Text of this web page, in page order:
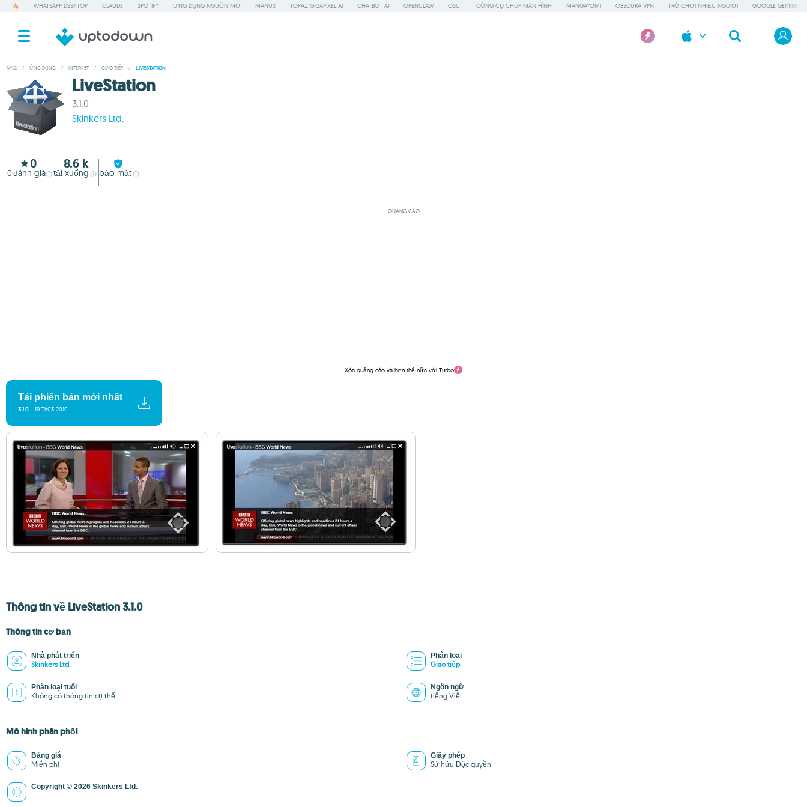
WHATSAPP DESKTOP CLAUDE SPOTIFY ỨNG DỤNG NGUỒN MỞ MANUS TOPAZ GIGAPIXEL AI CHATBOT AI OPENCLAW OSU! CÔNG CỤ CHỤP MÀN HÌNH MANGAYOMI OBSCURA VPN TRÒ CHƠI NHIỀU NGƯỜI GOOGLE GEMINI
MAC / ỨNG DỤNG / INTERNET / GIAO TIẾP / LIVESTATION
LiveStation
3.1.0
Skinkers Ltd.
0
0đánh giá
8.6 k
tải xuống bảo mật
QUẢNG CÁO
Xóa quảng cáo và hơn thế nữa với Turbo
Tải phiên bản mới nhất
3.1.0 19 Th03 2010
Thông tin về LiveStation 3.1.0
Thông tin cơ bản
Nhà phát triển
Skinkers Ltd.
Phân loại
Giao tiếp
Phân loại tuổi
Không có thông tin cụ thể
Ngôn ngữ
tiếng Việt
Mô hình phân phối
Bảng giá
Miễn phí
Giấy phép
Sở hữu Độc quyền
Copyright © 2026 Skinkers Ltd.